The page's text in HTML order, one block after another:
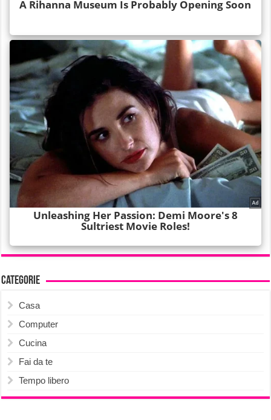
Categorie
Casa
Computer
Cucina
Fai da te
Tempo libero